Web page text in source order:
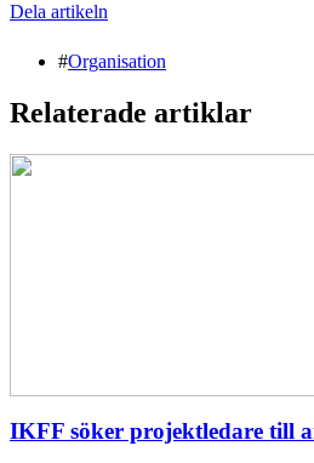
Dela artikeln
#Organisation
Relaterade artiklar
IKFF söker projektledare till